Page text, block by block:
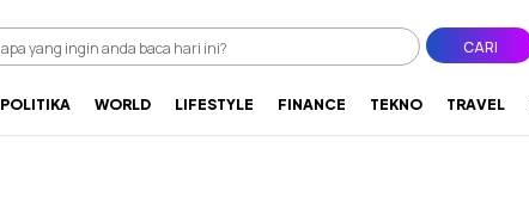
CARI
POLITIKA WORLD LIFESTYLE FINANCE TEKNO TRAVEL